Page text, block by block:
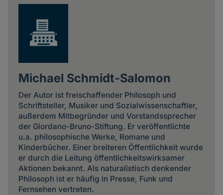
Michael Schmidt-Salomon
Der Autor ist freischaffender Philosoph und
Schriftsteller, Musiker und Sozialwissenschaftler,
außerdem Mitbegründer und Vorstandssprecher
der Giordano-Bruno-Stiftung. Er veröffentlichte
u.a. philosophische Werke, Romane und
Kinderbücher. Einer breiteren Öffentlichkeit wurde
er durch die Leitung öffentlichkeitswirksamer
Aktionen bekannt. Als naturalistisch denkender
Philosoph ist er häufig in Presse, Funk und
Fernsehen vertreten.